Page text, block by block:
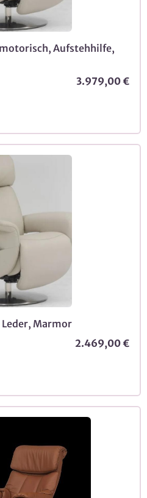
Aufstehhilfe,
3.979,00 €
Marmor
2.469,00 €